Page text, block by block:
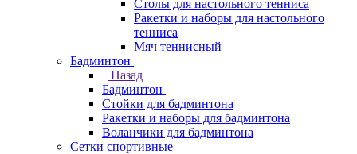
Столы для настольного тенниса
Ракетки и наборы для настольного
тенниса
Мяч теннисный
Бадминтон
Назад
Бадминтон
Стойки для бадминтона
Ракетки и наборы для бадминтона
Воланчики для бадминтона
Сетки спортивные